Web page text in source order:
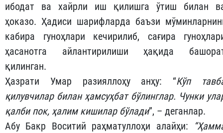
ибодат ва хайрли иш қилишга ўтиш билан
ҳоказо. Ҳадиси шарифларда баъзи
кабира гуноҳлари кечирилиб, сағира
ҳасанотга айлантирилиши ҳақида
қилинган.
Ҳазрати Умар разияллоҳу анҳу: “Кўп
қилувчилар билан ҳамсуҳбат бўлинглар. Чунки
қалби пок, ҳалим кишилар бўлади”, – деганлар.
Абу Бакр Воситий раҳматуллоҳи алайҳи: